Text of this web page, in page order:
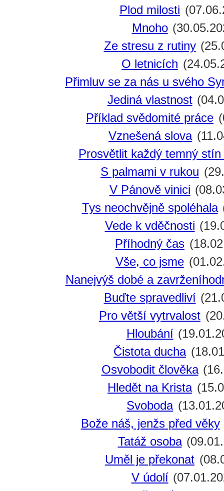
Plod milosti
Mnoho
Ze stresu z rutiny
O letnicích
Přimluv se za nás u svého
Jediná vlastnost
Příklad svědomité práce
Vznešená slova
Prosvětlit každý temný stín
S palmami v rukou
V Pánově vinici
Tys neochvějně spoléhala
Vede k vděčnosti
Příhodný čas
Vše, co jsme
Nanejvýš dobé a
Buďte spravedliví
Pro větší vytrvalost
Hloubání
Čistota ducha
Osvobodit člověka
Hledět na Krista
Svoboda
Bože náš, jenžs před věky
Tatáž osoba
Uměl je překonat
V údolí